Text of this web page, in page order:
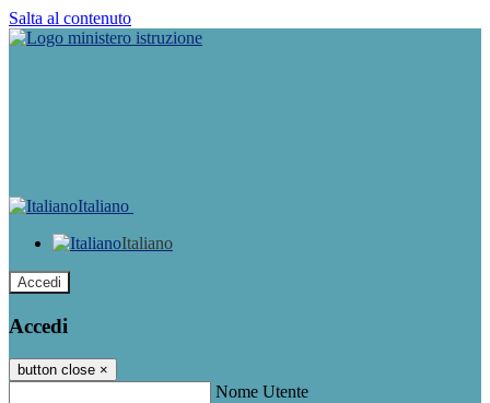
Salta al contenuto
Italiano
Italiano
Accedi
Accedi
button close ×
Nome Utente